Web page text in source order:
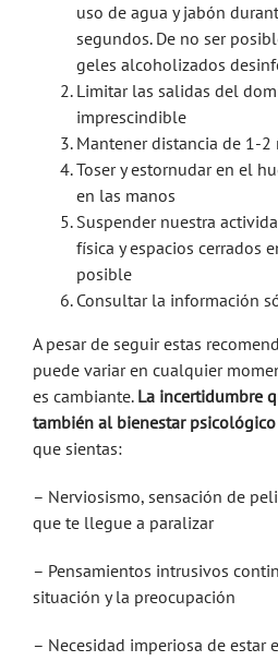
uso de agua y jabón
segundos. De no ser
geles alcoholizados
Limitar las salidas del
imprescindible
Mantener distancia de 1-2
Toser y estornudar en el
en las manos
Suspender nuestra
física y espacios cerrados
posible
Consultar la información
A pesar de seguir estas
puede variar en cualquier
es cambiante. La incertidumbre
también al bienestar psicológico
que sientas:
– Nerviosismo, sensación de
que te llegue a paralizar
– Pensamientos intrusivos
situación y la preocupación
– Necesidad imperiosa de estar